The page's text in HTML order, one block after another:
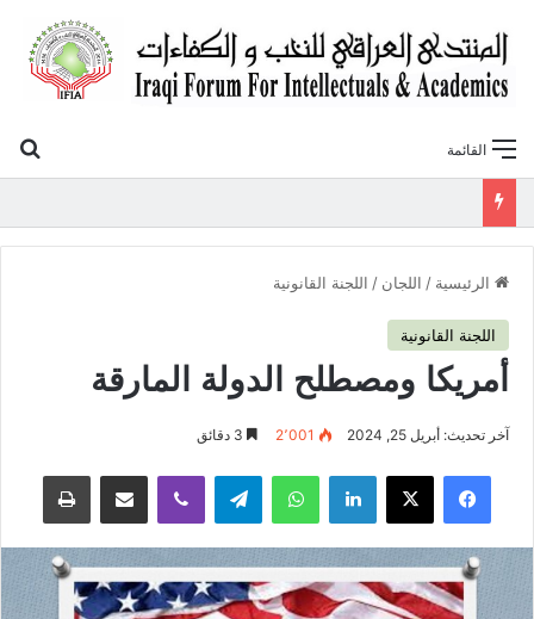
القائمة
الرئيسية / اللجان / اللجنة القانونية
اللجنة القانونية
أمريكا ومصطلح الدولة المارقة
آخر تحديث: أبريل 25, 2024 2٬001
فيسبوك لينكدإن واتساب